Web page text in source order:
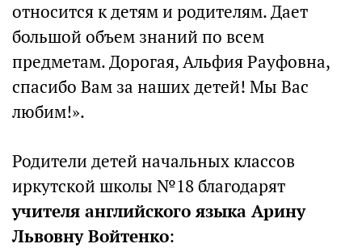
относится к детям и родителям. Дает
большой объем знаний по всем
предметам. Дорогая, Альфия Рауфовна,
спасибо Вам за наших детей! Мы Вас
любим!».
Родители детей начальных классов
иркутской школы №18 благодарят
учителя английского языка Арину
Львовну Войтенко: